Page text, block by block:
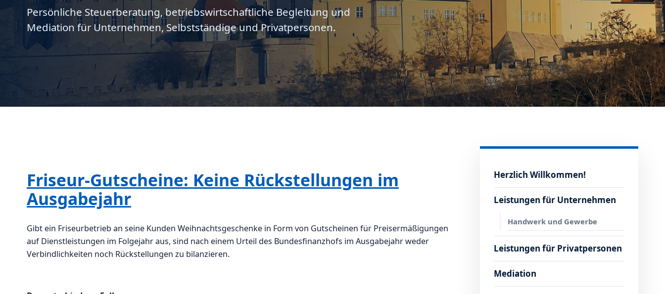
Persönliche Steuerberatung, betriebswirtschaftliche Begleitung und
Mediation für Unternehmen, Selbstständige und Privatpersonen.
Friseur-Gutscheine: Keine Rückstellungen im
Ausgabejahr
Gibt ein Friseurbetrieb an seine Kunden Weihnachtsgeschenke in Form von Gutscheinen für Preisermäßigungen
auf Dienstleistungen im Folgejahr aus, sind nach einem Urteil des Bundesfinanzhofs im Ausgabejahr weder
Verbindlichkeiten noch Rückstellungen zu bilanzieren.
Herzlich Willkommen!
Leistungen für Unternehmen
Handwerk und Gewerbe
Leistungen für Privatpersonen
Mediation